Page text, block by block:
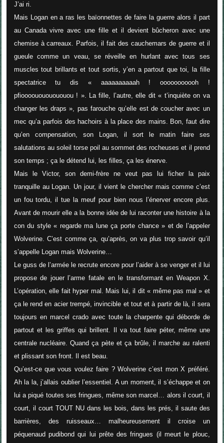
J’ai ri.
Mais Logan en a ras les baïonnettes de faire la guerre alors il part
au Canada vivre avec une fille et il devient bûcheron avec une
chemise à carreaux. Parfois, il fait des cauchemars de guerre et il
gueule comme un veau, se réveille en hurlant avec tous ses
muscles tout brillants et tout sortis, y’en a partout que toi, la fille
spectatrice tu dis « aaaaaaaaaah ! ooooooooooh !
pfioooouououououou! ». La fille, l’autre, elle dit « t’inquiète on va
changer les draps », pas farouche qu’elle est de coucher avec un
mec qu’a parfois des hachoirs à la place des mains. Bon, faut dire
qu’en compensation, son Logan, il sort le matin faire ses
salutations au soleil torse poil au sommet des rocheuses et il prend
son temps ; ça le détend lui, les filles, ça les énerve.
Mais le Victor, son demi-frère ne veut pas lui ficher la paix
tranquille au Logan. Un jour, il vient le chercher mais comme c’est
un fou tordu, il tue la meuf pour bien nous l’énerver encore plus.
Avant de mourir elle a la bonne idée de lui raconter une histoire à la
con du style « regarde ma lune ça porte chance» et de l’appeler
Wolverine. C’est comme ça, qu’après, on va plus trop savoir qu’il
s’appelle Logan mais Wolverine…
Le guss de l’armée le recrute encore pour l’aider à se venger et il lui
propose de jouer l’arme fatale en le transformant en Weapon X.
L’opération, elle fait hyper mal. Mais lui, il dit « même pas mal » et
ça le rend en acier trempé, invincible et tout et à partir de là, il sera
toujours en marcel crado avec toute la charpente qui déborde de
partout et les griffes qui brillent. Il va tout faire péter, même une
centrale nucléaire. Quand ça pète et ça brûle, il marche au ralenti
et plissant son front. Il est beau.
Qu’est-ce que vous voulez faire ? Wolverine c’est mon X préféré.
Ah la la, j’allais oublier l’essentiel. A un moment, il s’échappe et on
lui a piqué toutes ses fringues, même son marcel… alors il court, il
court, il court TOUT NU dans les bois, dans les prés, il saute des
barrières, des ruisseaux… malheureusement il croise un
péquenaud pudibond qui lui prête des fringues (il meurt le plouc,